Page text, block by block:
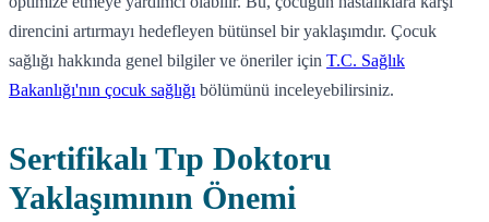
direncini artırmayı hedefleyen bütünsel bir yaklaşımdır. Çocuk
sağlığı hakkında genel bilgiler ve öneriler için T.C. Sağlık
Bakanlığı'nın çocuk sağlığı bölümünü inceleyebilirsiniz.
Sertifikalı Tıp Doktoru
Yaklaşımının Önemi